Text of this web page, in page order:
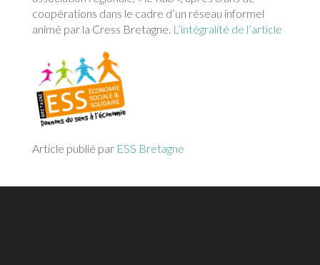
coopérations dans le cadre d’un réseau informel
animé par la Cress Bretagne. L’intégralité de l’article
Article publié par ESS Bretagne